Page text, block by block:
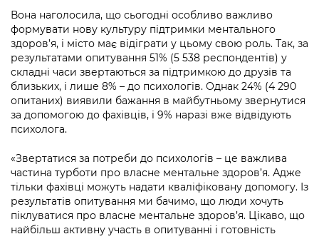
Підприємства, установи, організації
Kyiv International Relations
Річні звіти
Гендерна політика
Київська міська військова адміністрація
Пам'ятки культурної спадщини
Портал Захисників та Захисниць
Безбар'єрність
Портал послуг
Міський застосунок Київ Цифровий
Важливе під час воєнного стану
«Ініціатива «Партнерство «Відкритий
Уряд» – місцевий рівень»
Важливе під час воєнного стану
Про відкриті дані
Портал даних Києва
Публічні дашборди
Вона наголосила, що сьогодні особливо важливо
формувати нову культуру підтримки ментального
здоров’я, і місто має відіграти у цьому свою роль. Так, за
результатами опитування 51% (5 538 респондентів) у
складні часи звертаються за підтримкою до друзів та
близьких, і лише 8% – до психологів. Однак 24% (4 290
опитаних) виявили бажання в майбутньому звернутися
за допомогою до фахівців, і 9% наразі вже відвідують
психолога.
«Звертатися за потреби до психологів – це важлива
частина турботи про власне ментальне здоров’я. Адже
тільки фахівці можуть надати кваліфіковану допомогу. Із
результатів опитування ми бачимо, що люди хочуть
піклуватися про власне ментальне здоров’я. Цікаво, що
найбільш активну участь в опитуванні і готовність